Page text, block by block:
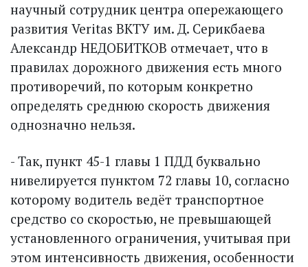
научный сотрудник центра опережающего
развития Veritas ВКТУ им. Д. Серикбаева
Александр НЕДОБИТКОВ отмечает, что в
правилах дорожного движения есть много
противоречий, по которым конкретно
определять среднюю скорость движения
однозначно нельзя.
- Так, пункт 45-1 главы 1 ПДД буквально
нивелируется пунк­том 72 главы 10, согласно
которому водитель ведёт транспорт­ное
средство со скоростью, не превышающей
установленного ограничения, учитывая при
этом интенсивность движения, особенности